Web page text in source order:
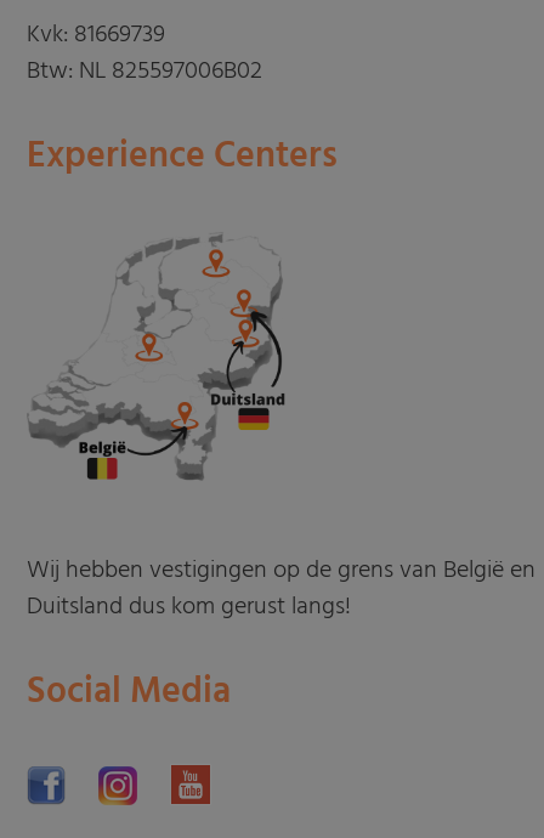
Kvk: 81669739
Btw: NL 825597006B02
Experience Centers
Wij hebben vestigingen op de grens van België en
Duitsland dus kom gerust langs!
Social Media